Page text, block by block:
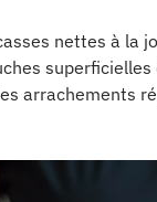
nettes à la
arrachements